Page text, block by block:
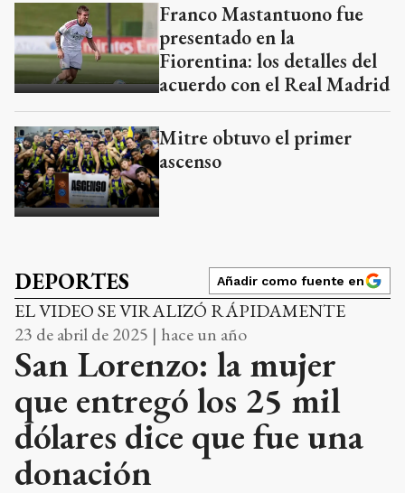
Franco Mastantuono fue
presentado en la
Fiorentina: los detalles del
acuerdo con el Real Madrid
Mitre obtuvo el primer
ascenso
DEPORTES Añadir como fuente en
EL VIDEO SE VIRALIZÓ RÁPIDAMENTE
23 de abril de 2025 | hace un año
San Lorenzo: la mujer
que entregó los 25 mil
dólares dice que fue una
donación